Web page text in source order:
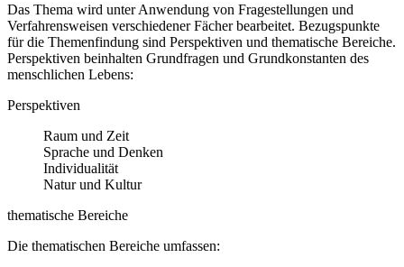
Das Thema wird unter Anwendung von Fragestellungen und
Verfahrensweisen verschiedener Fächer bearbeitet. Bezugspunkte
für die Themenfindung sind Perspektiven und thematische Bereiche.
Perspektiven beinhalten Grundfragen und Grundkonstanten des
menschlichen Lebens:
Perspektiven
Raum und Zeit
Sprache und Denken
Individualität
Natur und Kultur
thematische Bereiche
Die thematischen Bereiche umfassen: